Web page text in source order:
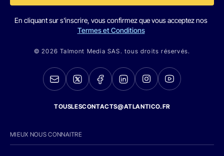
En cliquant sur s'inscrire, vous confirmez que vous acceptez nos
Termes et Conditions
© 2026 Talmont Media SAS. tous droits réservés.
TOUSLESCONTACTS@ATLANTICO.FR
MIEUX NOUS CONNAITRE